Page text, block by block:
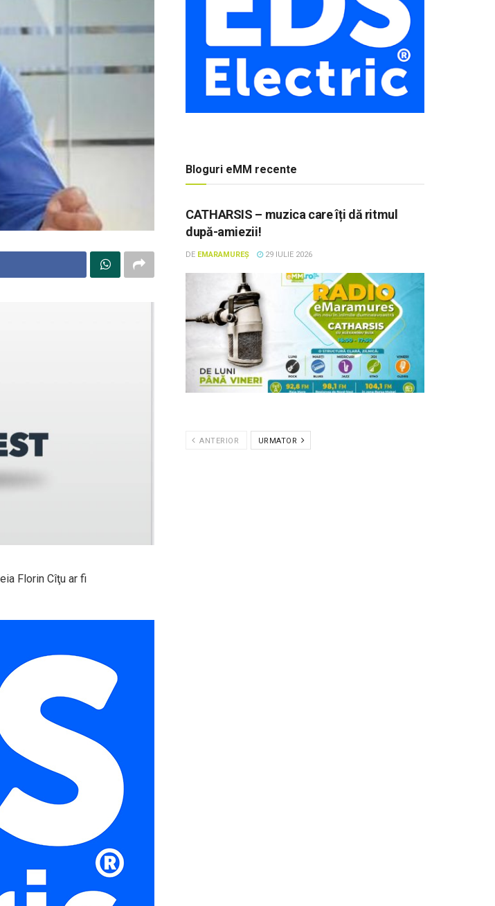
Florin Cîţu ar fi
Bloguri eMM recente
CATHARSIS – muzica care îți dă ritmul
după-amiezii!
DE EMARAMUREȘ 29 IULIE 2026
ANTERIOR URMATOR